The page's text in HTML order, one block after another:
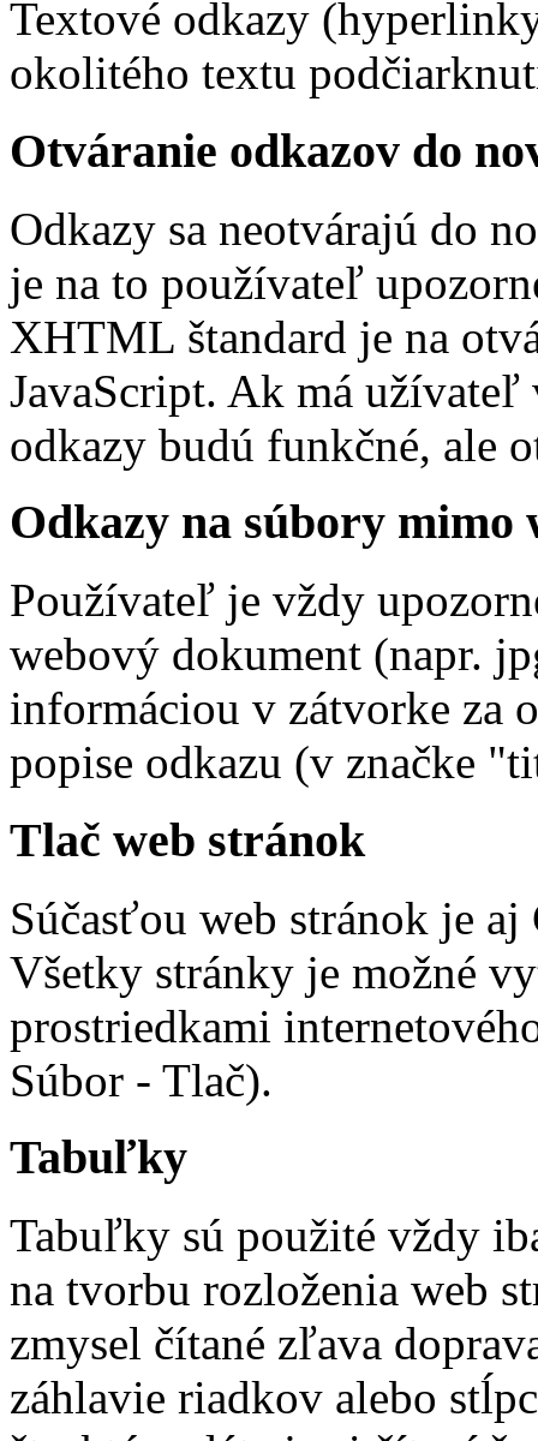
Textové odkazy
okolitého textu
Otváranie odkazov do
Odkazy sa neotvárajú do
je na to používateľ
XHTML štandard je na
JavaScript. Ak má
odkazy budú funkčné, ale
Odkazy na súbory mimo
Používateľ je vždy
webový dokument (napr.
informáciou v zátvorke za
popise odkazu (v značke
Tlač web stránok
Súčasťou web stránok je
Všetky stránky je možné
prostriedkami
Súbor - Tlač).
Tabuľky
Tabuľky sú použité vždy
na tvorbu rozloženia web
zmysel čítané zľava
záhlavie riadkov alebo